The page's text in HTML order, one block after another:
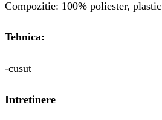
Compozitie: 100% poliester, plastic
Tehnica:
-cusut
Intretinere